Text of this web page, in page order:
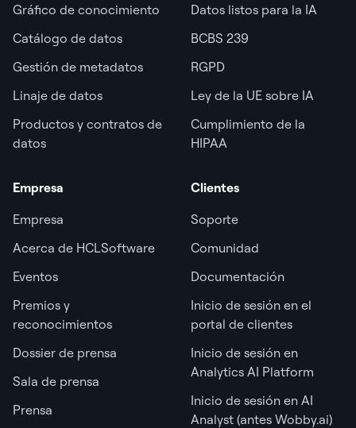
Gráfico de conocimiento
Catálogo de datos
Gestión de metadatos
Linaje de datos
Productos y contratos de
datos
Datos listos para la IA
BCBS 239
RGPD
Ley de la UE sobre IA
Cumplimiento de la
HIPAA
Empresa
Empresa
Acerca de HCLSoftware
Eventos
Premios y
reconocimientos
Dossier de prensa
Sala de prensa
Prensa
Clientes
Soporte
Comunidad
Documentación
Inicio de sesión en el
portal de clientes
Inicio de sesión en
Analytics AI Platform
Inicio de sesión en AI
Analyst (antes Wobby.ai)